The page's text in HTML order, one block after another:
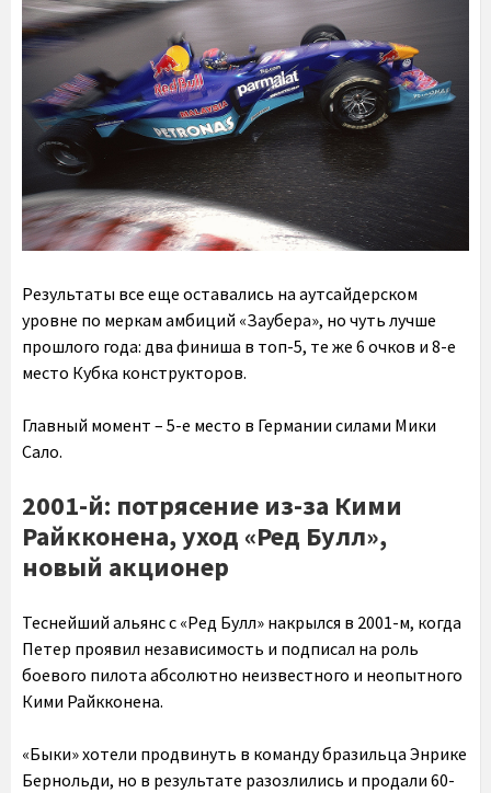
Результаты все еще оставались на аутсайдерском
уровне по меркам амбиций «Заубера», но чуть лучше
прошлого года: два финиша в топ-5, те же 6 очков и 8-е
место Кубка конструкторов.
Главный момент – 5-е место в Германии силами Мики
Сало.
2001-й: потрясение из-за Кими
Райкконена, уход «Ред Булл»,
новый акционер
Теснейший альянс с «Ред Булл» накрылся в 2001-м, когда
Петер проявил независимость и подписал на роль
боевого пилота абсолютно неизвестного и неопытного
Кими Райкконена.
«Быки» хотели продвинуть в команду бразильца Энрике
Бернольди, но в результате разозлились и продали 60-